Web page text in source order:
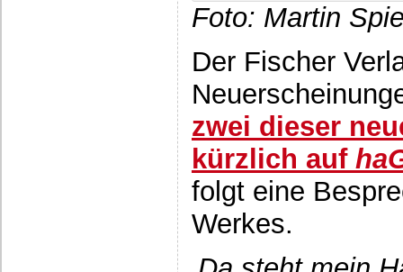
Foto: Martin
Der Fischer
zwei dieser
kürzlich auf
folgt eine
Werkes.